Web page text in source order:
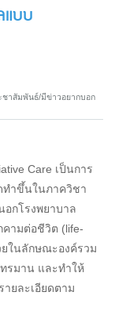
แบบ
ชาสัมพันธ์/มีข่าวอยากบอก
Care เป็นการ
ทำขึ้นในภาควิชา
กโรงพยาบาล
คามต่อชีวิต (life-
ยในลักษณะองค์รวม
รมาน และทำให้
ยละเอียดตาม